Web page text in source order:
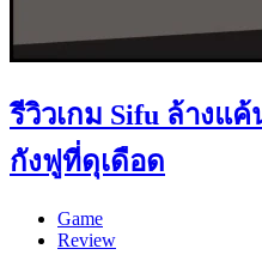
รีวิวเกม Sifu ล้างแ
กังฟูที่ดุเดือด
Game
Review